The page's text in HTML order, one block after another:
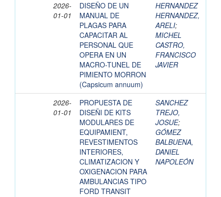
2026-
01-01
DISEÑO DE UN
MANUAL DE
PLAGAS PARA
CAPACITAR AL
PERSONAL QUE
OPERA EN UN
MACRO-TUNEL DE
PIMIENTO MORRON
(Capsicum annuum)
HERNANDEZ
HERNANDEZ,
ARELI;
MICHEL
CASTRO,
FRANCISCO
JAVIER
2026-
01-01
PROPUESTA DE
DISEÑI DE KITS
MODULARES DE
EQUIPAMIENT,
REVESTIMENTOS
INTERIORES,
CLIMATIZACION Y
OXIGENACION PARA
AMBULANCIAS TIPO
FORD TRANSIT
SANCHEZ
TREJO,
JOSUE;
GÓMEZ
BALBUENA,
DANIEL
NAPOLEÓN